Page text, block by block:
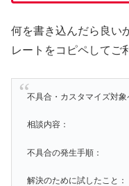
何を書き込んだら良い
レートをコピペしてご
不具合・カスタマイズ対象
相談内容：
不具合の発生手順：
解決のために試したこと：